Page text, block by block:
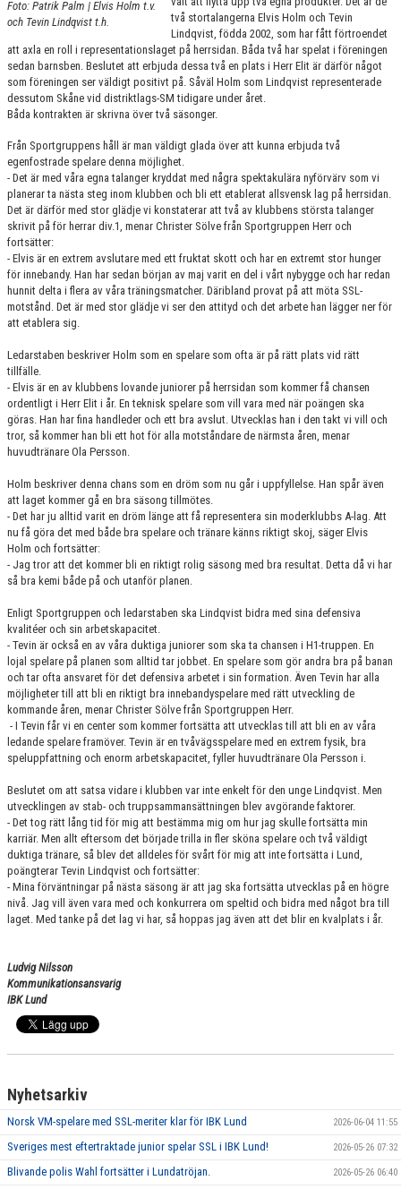
KONTAKT
MATCHER
HERRAR ALLSVENSKAN 25/26
Foto: Patrik Palm | Elvis Holm t.v.
och Tevin Lindqvist t.h.
två stortalangerna Elvis Holm och Tevin
Lindqvist, födda 2002, som har fått förtroendet
att axla en roll i representationslaget på herrsidan. Båda två har spelat i föreningen
sedan barnsben. Beslutet att erbjuda dessa två en plats i Herr Elit är därför något
som föreningen ser väldigt positivt på. Såväl Holm som Lindqvist representerade
dessutom Skåne vid distriktlags-SM tidigare under året.
Båda kontrakten är skrivna över två säsonger.
Från Sportgruppens håll är man väldigt glada över att kunna erbjuda två
egenfostrade spelare denna möjlighet.
- Det är med våra egna talanger kryddat med några spektakulära nyförvärv som vi
planerar ta nästa steg inom klubben och bli ett etablerat allsvensk lag på herrsidan.
Det är därför med stor glädje vi konstaterar att två av klubbens största talanger
skrivit på för herrar div.1, menar Christer Sölve från Sportgruppen Herr och
fortsätter:
- Elvis är en extrem avslutare med ett fruktat skott och har en extremt stor hunger
för innebandy. Han har sedan början av maj varit en del i vårt nybygge och har redan
hunnit delta i flera av våra träningsmatcher. Däribland provat på att möta SSL-
motstånd. Det är med stor glädje vi ser den attityd och det arbete han lägger ner för
att etablera sig.
Ledarstaben beskriver Holm som en spelare som ofta är på rätt plats vid rätt
tillfälle.
- Elvis är en av klubbens lovande juniorer på herrsidan som kommer få chansen
ordentligt i Herr Elit i år. En teknisk spelare som vill vara med när poängen ska
göras. Han har fina handleder och ett bra avslut. Utvecklas han i den takt vi vill och
tror, så kommer han bli ett hot för alla motståndare de närmsta åren, menar
huvudtränare Ola Persson.
Holm beskriver denna chans som en dröm som nu går i uppfyllelse. Han spår även
att laget kommer gå en bra säsong tillmötes.
- Det har ju alltid varit en dröm länge att få representera sin moderklubbs A-lag. Att
nu få göra det med både bra spelare och tränare känns riktigt skoj, säger Elvis
Holm och fortsätter:
- Jag tror att det kommer bli en riktigt rolig säsong med bra resultat. Detta då vi har
så bra kemi både på och utanför planen.
Enligt Sportgruppen och ledarstaben ska Lindqvist bidra med sina defensiva
kvalitéer och sin arbetskapacitet.
- Tevin är också en av våra duktiga juniorer som ska ta chansen i H1-truppen. En
lojal spelare på planen som alltid tar jobbet. En spelare som gör andra bra på banan
och tar ofta ansvaret för det defensiva arbetet i sin formation. Även Tevin har alla
möjligheter till att bli en riktigt bra innebandyspelare med rätt utveckling de
kommande åren, menar Christer Sölve från Sportgruppen Herr.
- I Tevin får vi en center som kommer fortsätta att utvecklas till att bli en av våra
ledande spelare framöver. Tevin är en tvåvägsspelare med en extrem fysik, bra
speluppfattning och enorm arbetskapacitet, fyller huvudtränare Ola Persson i.
Beslutet om att satsa vidare i klubben var inte enkelt för den unge Lindqvist. Men
utvecklingen av stab- och truppsammansättningen blev avgörande faktorer.
- Det tog rätt lång tid för mig att bestämma mig om hur jag skulle fortsätta min
karriär. Men allt eftersom det började trilla in fler sköna spelare och två väldigt
duktiga tränare, så blev det alldeles för svårt för mig att inte fortsätta i Lund,
poängterar Tevin Lindqvist och fortsätter:
- Mina förväntningar på nästa säsong är att jag ska fortsätta utvecklas på en högre
nivå. Jag vill även vara med och konkurrera om speltid och bidra med något bra till
laget. Med tanke på det lag vi har, så hoppas jag även att det blir en kvalplats i år.
Ludvig Nilsson
Kommunikationsansvarig
IBK Lund
Nyhetsarkiv
Norsk VM-spelare med SSL-meriter klar för IBK Lund 2026-06-04 11:55
Sveriges mest eftertraktade junior spelar SSL i IBK Lund! 2026-05-26 07:32
Blivande polis Wahl fortsätter i Lundatröjan. 2026-05-26 06:40